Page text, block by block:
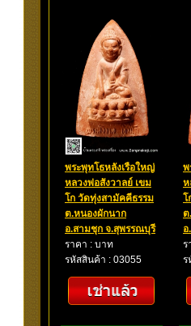
พระพุทโธหลังเรือใหญ่
หลวงพ่อสังวาลย์ เขม
โก วัดทุ่งสามัคคีธรรม
ต.หนองผักนาก
อ.สามชุก จ.สุพรรณบุรี
ราคา : บาท
รหัสสินค้า : 03055
พ
ห
โ
ต
ร
ร